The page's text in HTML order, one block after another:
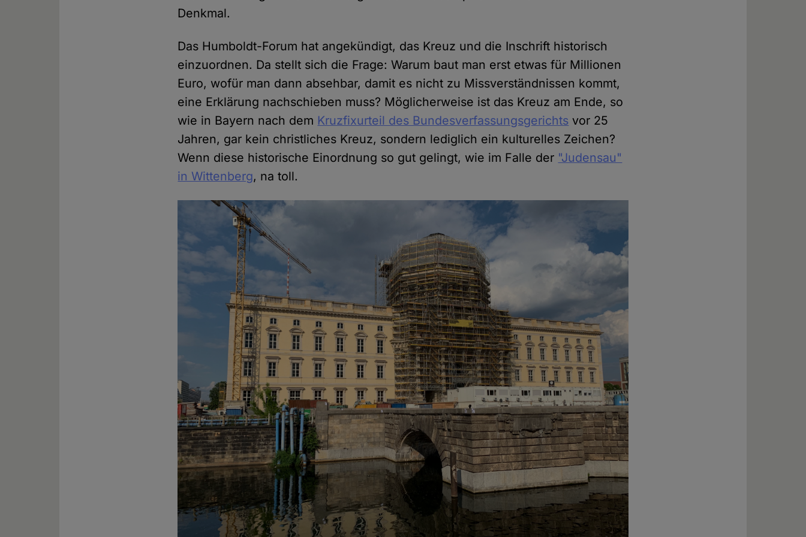
Denkmal.
Das Humboldt-Forum hat angekündigt, das Kreuz und die Inschrift historisch
einzuordnen. Da stellt sich die Frage: Warum baut man erst etwas für Millionen
Euro, wofür man dann absehbar, damit es nicht zu Missverständnissen kommt,
eine Erklärung nachschieben muss? Möglicherweise ist das Kreuz am Ende, so
wie in Bayern nach dem Kruzfixurteil des Bundesverfassungsgerichts vor 25
Jahren, gar kein christliches Kreuz, sondern lediglich ein kulturelles Zeichen?
Wenn diese historische Einordnung so gut gelingt, wie im Falle der "Judensau"
in Wittenberg, na toll.